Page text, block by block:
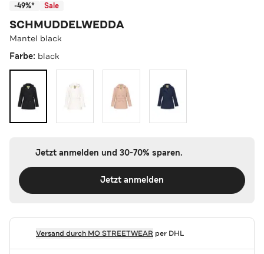
-49%* Sale
SCHMUDDELWEDDA
Mantel black
Farbe: black
Jetzt anmelden und 30-70% sparen.
Jetzt anmelden
Versand durch MO STREETWEAR per DHL